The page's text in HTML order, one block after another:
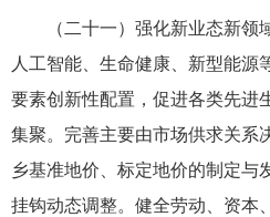
（二十一）强化新业态新领
人工智能、生命健康、新型能源
要素创新性配置，促进各类先进
集聚。完善主要由市场供求关系
乡基准地价、标定地价的制定与
挂钩动态调整。健全劳动、资本